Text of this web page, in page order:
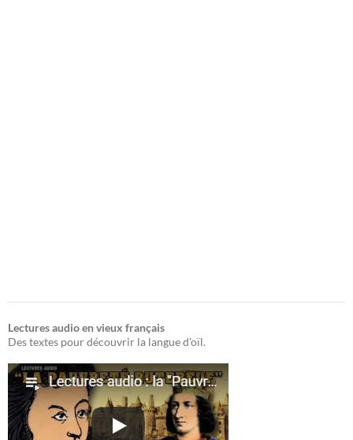
Lectures audio en vieux français
Des textes pour découvrir la langue d'oïl.